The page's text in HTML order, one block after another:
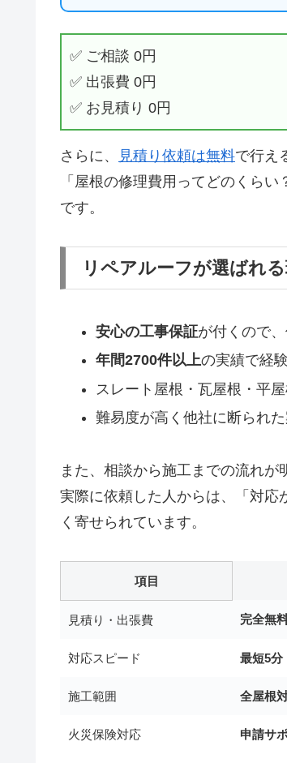
✅ ご相談 0円
✅ 出張費 0円
✅ お見積り 0円
さらに、 見積り依頼は無料で行え
「屋根の修理費用ってどのくら
です。
リペアルーフが選ばれ
安心の工事保証が付くので
年間2700件以上の実績で経
スレート屋根・瓦屋根・平
難易度が高く他社に断られ
また、相談から施工までの流れが
実際に依頼した人からは、「対応
く寄せられています。
項目
見積り・出張費 完全無
対応スピード 最短5分
施工範囲 全屋根
火災保険対応 申請サ